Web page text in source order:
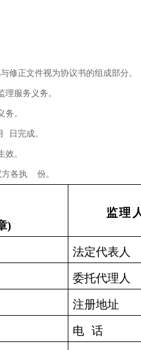
修正文件视为协议书的组成部分。
服务义务。
。
完成。
。
各执 份。
)
监理
法定代表 人
委托代理 人
注册地址
电 话